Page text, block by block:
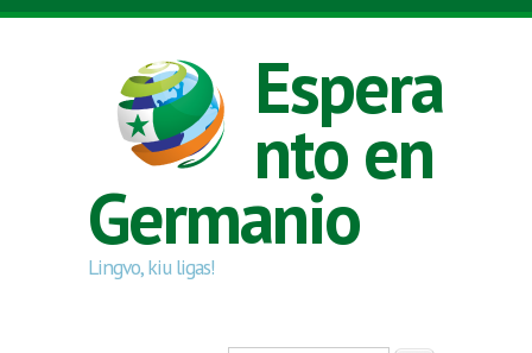
Skip to main content
Espera
nto en
Germanio
Lingvo, kiu ligas!